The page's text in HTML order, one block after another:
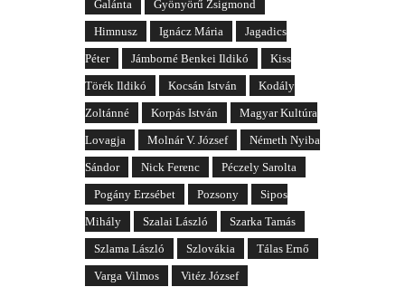
Galánta
Gyönyörű Zsigmond
Himnusz
Ignácz Mária
Jagadics
Péter
Jámborné Benkei Ildikó
Kiss
Törék Ildikó
Kocsán István
Kodály
Zoltánné
Korpás István
Magyar Kultúra
Lovagja
Molnár V. József
Németh Nyiba
Sándor
Nick Ferenc
Péczely Sarolta
Pogány Erzsébet
Pozsony
Sipos
Mihály
Szalai László
Szarka Tamás
Szlama László
Szlovákia
Tálas Ernő
Varga Vilmos
Vitéz József